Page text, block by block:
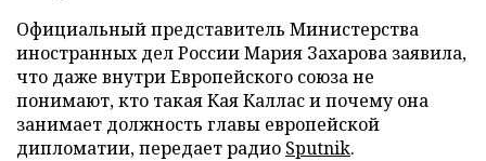
Официальный представитель Министерства
иностранных дел России Мария Захарова заявила,
что даже внутри Европейского союза не
понимают, кто такая Кая Каллас и почему она
занимает должность главы европейской
дипломатии, передает радио Sputnik.